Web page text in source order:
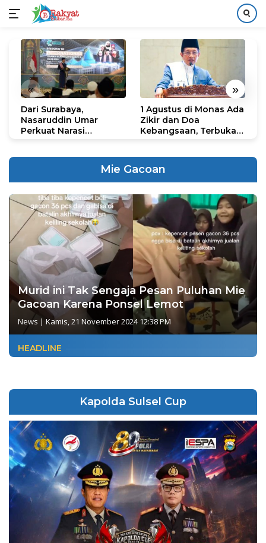
konten
« »
Dari Surabaya,
Nasaruddin Umar
Perkuat Narasi
1 Agustus di Monas Ada
Zikir dan Doa
Kebangsaan, Terbuka
Mie Gacoan
Murid ini Tak Sengaja Pesan Puluhan Mie
Gacoan Karena Ponsel Lemot
News | Kamis, 21 November 2024 12:38 PM
HEADLINE
Kapolda Sulsel Cup